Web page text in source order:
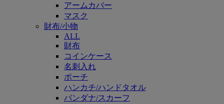
アームカバー
マスク
財布/小物
ALL
財布
コインケース
名刺入れ
ポーチ
ハンカチ/ハンドタオル
バンダナ/スカーフ